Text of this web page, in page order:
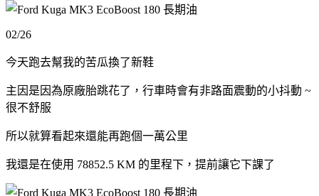
02/26
今天跑去幫我的苦瓜換了新鞋
主因是因為原廠胎跳花了，行車時會有非路面震動的小抖動 ~
很不舒服
所以就算看起來還能再跑個一萬公里
我還是在使用 78852.5 KM 的里程下，提前讓它下課了